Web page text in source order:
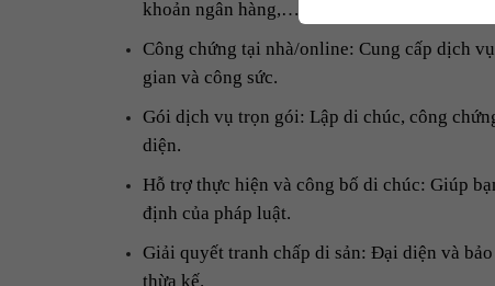
khoản ngân hàng,…
Công chứng tại nhà/online: Cung cấp dịch
gian và công sức.
Gói dịch vụ trọn gói: Lập di chúc, công
diện.
Hỗ trợ thực hiện và công bố di chúc: Giúp
định của pháp luật.
Giải quyết tranh chấp di sản: Đại diện và
thừa kế.